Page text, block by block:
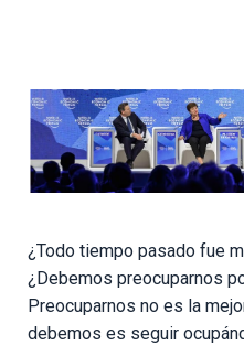
¿Todo tiempo pasado fue
¿Debemos preocuparnos
Preocuparnos no es la
debemos es seguir